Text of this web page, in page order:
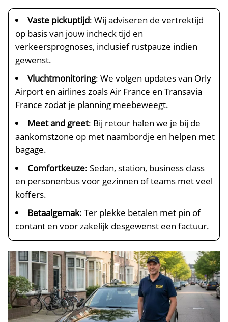
Vaste pickuptijd: Wij adviseren de vertrektijd
op basis van jouw incheck tijd en
verkeersprognoses, inclusief rustpauze indien
gewenst.
Vluchtmonitoring: We volgen updates van Orly
Airport en airlines zoals Air France en Transavia
France zodat je planning meebeweegt.
Meet and greet: Bij retour halen we je bij de
aankomstzone op met naambordje en helpen met
bagage.
Comfortkeuze: Sedan, station, business class
en personenbus voor gezinnen of teams met veel
koffers.
Betaalgemak: Ter plekke betalen met pin of
contant en voor zakelijk desgewenst een factuur.